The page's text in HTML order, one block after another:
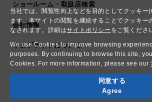
当社では、閲覧性向上などを目的としてクッキ
ます。本サイトの閲覧を継続することでクッキー
なされます。詳細はサイトポリシー をご覧くださ
We use Cookies to improve browsing
purposes. By continuing to browse this site,
Cookies. For more information, please see our
同意する
Agree
ショールーム・取扱店検索
会社情報
ウェブサイトについて
Copyright© NICHIBEI CO.,LTD. All Rights